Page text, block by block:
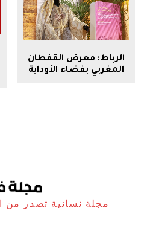
الرباط: معرض القفطان
المغربي بفضاء الأوداية
مجلة نسائية تصدر من